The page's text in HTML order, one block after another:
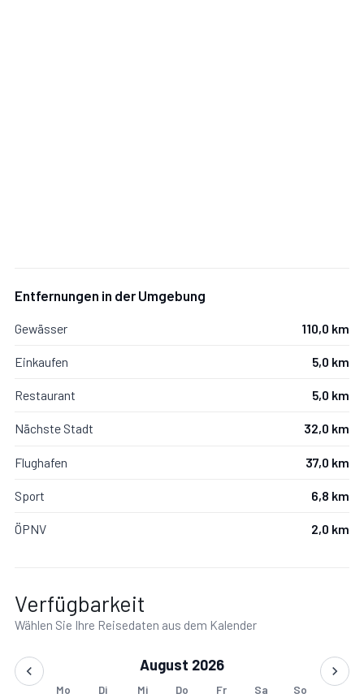
Entfernungen in der Umgebung
Gewässer 110,0 km
Einkaufen 5,0 km
Restaurant 5,0 km
Nächste Stadt 32,0 km
Flughafen 37,0 km
Sport 6,8 km
ÖPNV 2,0 km
Verfügbarkeit
Wählen Sie Ihre Reisedaten aus dem Kalender
August 2026
Mo Di Mi Do Fr Sa So